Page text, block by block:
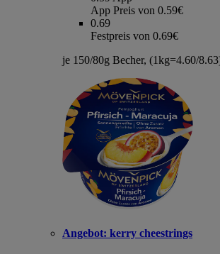
App Preis von 0.59€
0.69
Festpreis von 0.69€
je 150/80g Becher, (1kg=4.60/
Angebot: kerry cheestrings